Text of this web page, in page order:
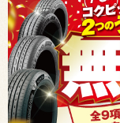
日：2026年8月